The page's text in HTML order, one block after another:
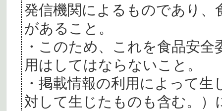
発信機関によるものであり、
があること。
・このため、これを食品安
用はしてはならないこと。
・掲載情報の利用によって
対して生じたものも含む。